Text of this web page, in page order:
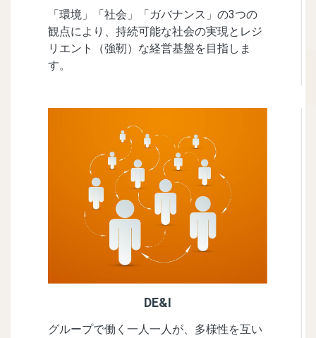
「環境」「社会」「ガバナンス」の3つの
観点により、持続可能な社会の実現とレジ
リエント（強靭）な経営基盤を目指しま
す。​
DE&I​
グループで働く一人一人が、多様性を互い